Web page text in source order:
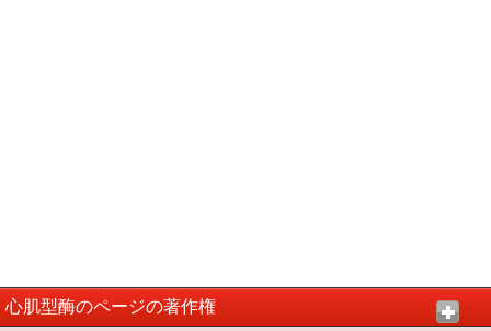
心肌型酶のページの著作権